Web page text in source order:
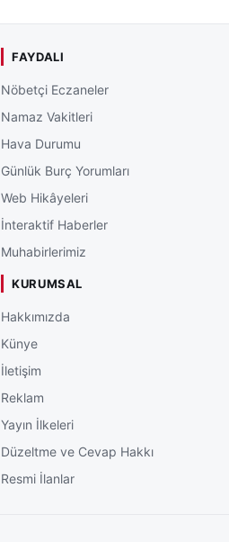
FAYDALI
Nöbetçi Eczaneler
Namaz Vakitleri
Hava Durumu
Günlük Burç Yorumları
Web Hikâyeleri
İnteraktif Haberler
Muhabirlerimiz
KURUMSAL
Hakkımızda
Künye
İletişim
Reklam
Yayın İlkeleri
Düzeltme ve Cevap Hakkı
Resmi İlanlar